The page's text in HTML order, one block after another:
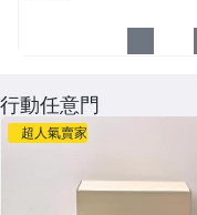
行動任意門
超人氣賣家